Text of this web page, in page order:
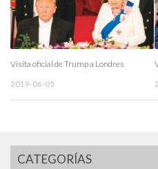
Visita oficial de Trump a Londres
2019-06-05
CATEGORÍAS